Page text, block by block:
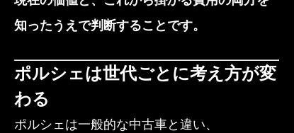
知ったうえで判断することです。
ポルシェは世代ごとに考え方が変
わる
ポルシェは一般的な中古車と違い、